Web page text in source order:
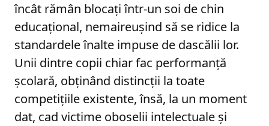
încât rămân blocați într-un soi de chin
educațional, nemaireușind să se ridice la
standardele înalte impuse de dascălii lor.
Unii dintre copii chiar fac performanță
școlară, obținând distincții la toate
competițiile existente, însă, la un moment
dat, cad victime oboselii intelectuale și